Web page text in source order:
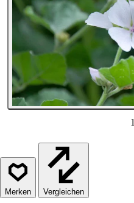
1
Vergleichen